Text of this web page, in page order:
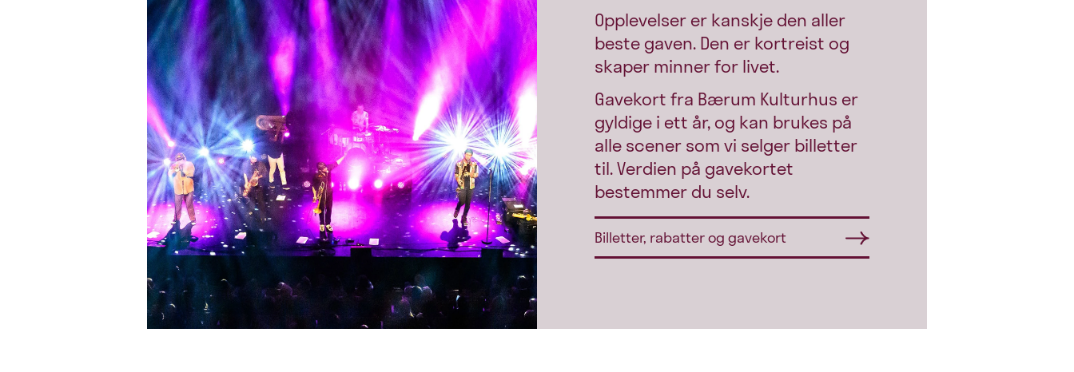
Opplevelser er kanskje den aller
beste gaven. Den er kortreist og
skaper minner for livet.
Gavekort fra Bærum Kulturhus er
gyldige i ett år, og kan brukes på
alle scener som vi selger billetter
til. Verdien på gavekortet
bestemmer du selv.
Billetter, rabatter og gavekort